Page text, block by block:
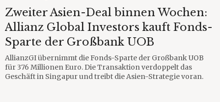
Zweiter Asien-Deal binnen Wochen:
Allianz Global Investors kauft Fonds-
Sparte der Großbank UOB
AllianzGI übernimmt die Fonds-Sparte der Großbank UOB
für 376 Millionen Euro. Die Transaktion verdoppelt das
Geschäft in Singapur und treibt die Asien-Strategie voran.